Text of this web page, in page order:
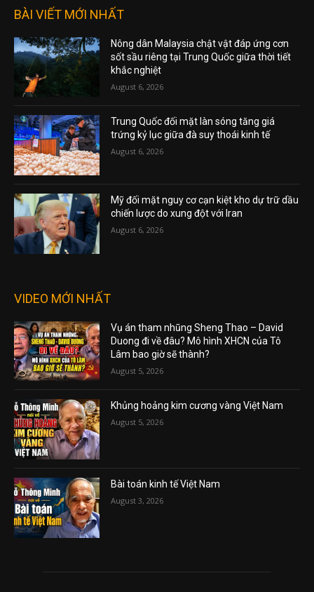
BÀI VIẾT MỚI NHẤT
Nông dân Malaysia chật vật đáp ứng cơn
sốt sầu riêng tại Trung Quốc giữa thời tiết
khắc nghiệt
August 6, 2026
Trung Quốc đối mặt làn sóng tăng giá
trứng kỷ lục giữa đà suy thoái kinh tế
August 6, 2026
Mỹ đối mặt nguy cơ cạn kiệt kho dự trữ dầu
chiến lược do xung đột với Iran
August 6, 2026
VIDEO MỚI NHẤT
Vụ án tham nhũng Sheng Thao – David
Duong đi về đâu? Mô hình XHCN của Tô
Lâm bao giờ sẽ thành?
August 5, 2026
Khủng hoảng kim cương vàng Việt Nam
August 5, 2026
Bài toán kinh tế Việt Nam
August 3, 2026